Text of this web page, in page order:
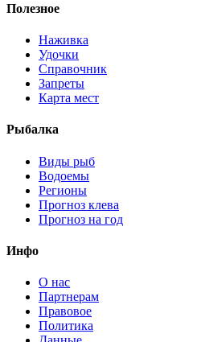
Полезное
Наживка
Удочки
Справочник
Запреты
Карта мест
Рыбалка
Виды рыб
Водоемы
Регионы
Прогноз клева
Прогноз на год
Инфо
О нас
Партнерам
Правовое
Политика